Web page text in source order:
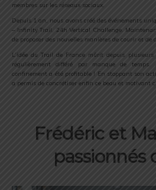
membres sur les réseaux sociaux.
Depuis 1 an, nous avons créé des événements
– Infinity Trail, 24h Vertical Challenge.
de proposer des nouvelles manières de courir et de
L’idée du Trail de France mûrit depuis
régulièrement différé par manque de
confinement a été profitable ! En stoppant son
a permis de concrétiser enfin ce beau et motivant
Frédéric et
passionnés